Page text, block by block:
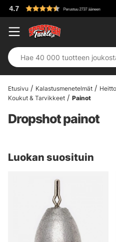
Etusivu Kalastusmenetelmät
Koukut & Tarvikkeet
Painot
Dropshot painot
Luokan suosituin